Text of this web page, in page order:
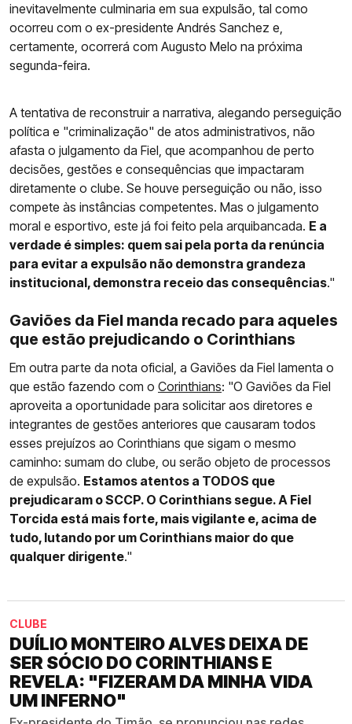
inevitavelmente culminaria em sua expulsão, tal como
ocorreu com o ex-presidente Andrés Sanchez e,
certamente, ocorrerá com Augusto Melo na próxima
segunda-feira.
A tentativa de reconstruir a narrativa, alegando perseguição
política e "criminalização" de atos administrativos, não
afasta o julgamento da Fiel, que acompanhou de perto
decisões, gestões e consequências que impactaram
diretamente o clube. Se houve perseguição ou não, isso
compete às instâncias competentes. Mas o julgamento
moral e esportivo, este já foi feito pela arquibancada. E a
verdade é simples: quem sai pela porta da renúncia
para evitar a expulsão não demonstra grandeza
institucional, demonstra receio das consequências."
Gaviões da Fiel manda recado para aqueles
que estão prejudicando o Corinthians
Em outra parte da nota oficial, a Gaviões da Fiel lamenta o
que estão fazendo com o Corinthians: "O Gaviões da Fiel
aproveita a oportunidade para solicitar aos diretores e
integrantes de gestões anteriores que causaram todos
esses prejuízos ao Corinthians que sigam o mesmo
caminho: sumam do clube, ou serão objeto de processos
de expulsão. Estamos atentos a TODOS que
prejudicaram o SCCP. O Corinthians segue. A Fiel
Torcida está mais forte, mais vigilante e, acima de
tudo, lutando por um Corinthians maior do que
qualquer dirigente."
CLUBE
DUÍLIO MONTEIRO ALVES DEIXA DE
SER SÓCIO DO CORINTHIANS E
REVELA: "FIZERAM DA MINHA VIDA
UM INFERNO"